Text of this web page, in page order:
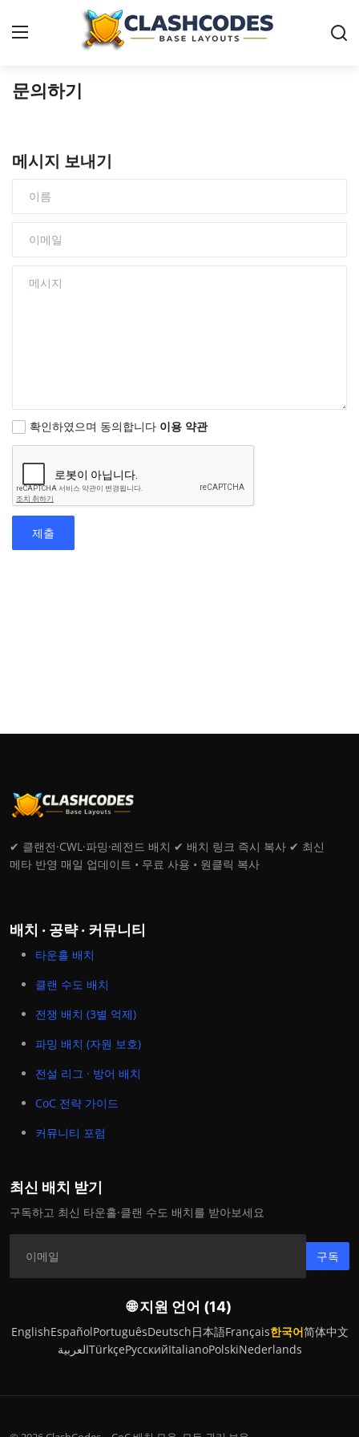
클래시오브클랜-배치
문의하기
메시지 보내기
확인하였으며 동의합니다 이용 약관
제출
✔ 클랜전·CWL·파밍·레전드 배치 ✔ 배치 링크 즉시 복사 ✔ 최신
메타 반영 매일 업데이트 • 무료 사용 • 원클릭 복사
배치 · 공략 · 커뮤니티
타운홀 배치
클랜 수도 배치
전쟁 배치 (3별 억제)
파밍 배치 (자원 보호)
전설 리그 · 방어 배치
CoC 전략 가이드
커뮤니티 포럼
최신 배치 받기
구독하고 최신 타운홀·클랜 수도 배치를 받아보세요
구독
🌐 지원 언어 (14)
EnglishEspañolPortuguêsDeutsch日本語Français한국어简体中文
العربيةTürkçeРусскийItalianoPolskiNederlands